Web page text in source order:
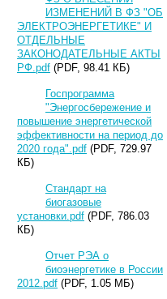
ИЗМЕНЕНИЙ В ФЗ "ОБ
ЭЛЕКТРОЭНЕРГЕТИКЕ" И
ОТДЕЛЬНЫЕ
ЗАКОНОДАТЕЛЬНЫЕ АКТЫ
РФ.pdf (PDF, 98.41 КБ)
Госпрограмма
"Энергосбережение и
повышение энергетической
эффективности на период до
2020 года".pdf (PDF, 729.97
КБ)
Стандарт на
биогазовые
установки.pdf (PDF, 786.03
КБ)
Отчет РЭА о
биоэнергетике в России
2012.pdf (PDF, 1.05 МБ)